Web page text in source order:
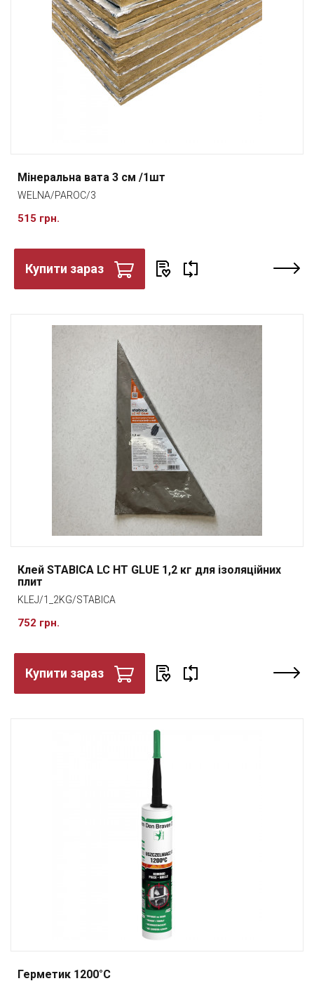
Мінеральна вата 3 см /1шт
WELNA/PAROC/3
515 грн.
Купити зараз
Клей STABICA LC HT GLUE 1,2 кг для ізоляційних
плит
KLEJ/1_2KG/STABICA
752 грн.
Купити зараз
Герметик 1200°C